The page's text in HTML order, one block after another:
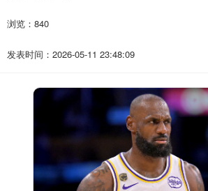
浏览： 840
发表时间：2026-05-11 23:48:09